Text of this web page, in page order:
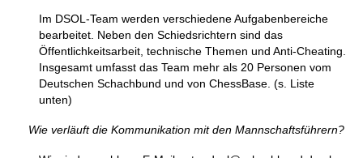
Im DSOL-Team werden verschiedene Aufgabenbereiche
bearbeitet. Neben den Schiedsrichtern sind das
Öffentlichkeitsarbeit, technische Themen und Anti-Cheating.
Insgesamt umfasst das Team mehr als 20 Personen vom
Deutschen Schachbund und von ChessBase. (s. Liste
unten)
Wie verläuft die Kommunikation mit den Mannschaftsführern?